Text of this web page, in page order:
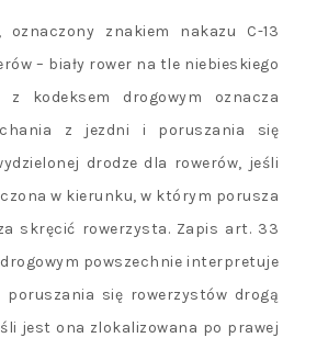
oznaczony znakiem nakazu C-13
– biały rower na tle niebieskiego
z kodeksem drogowym oznacza
z jezdni i poruszania się
drodze dla rowerów, jeśli
w kierunku, w którym porusza
skręcić rowerzysta. Zapis art. 33
powszechnie interpretuje
poruszania się rowerzystów drogą
jest ona zlokalizowana po prawej